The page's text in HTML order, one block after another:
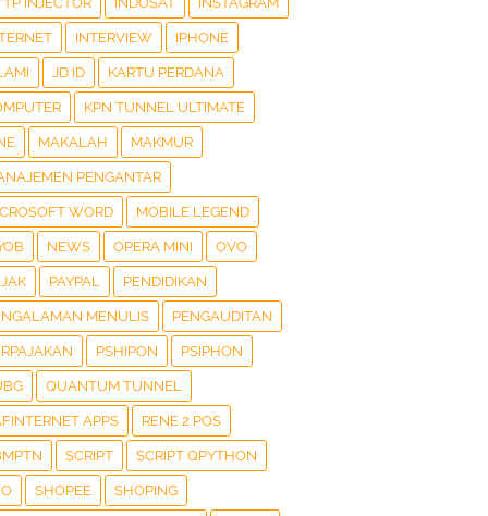
INTERVIEW IPHONE
JD ID KARTU PERDANA
KPN TUNNEL ULTIMATE
MAKALAH MAKMUR
PENGANTAR
WORD MOBILE LEGEND
NEWS OPERA MINI OVO
PAYPAL PENDIDIKAN
MENULIS PENGAUDITAN
PSHIPON PSIPHON
QUANTUM TUNNEL
APPS RENE 2 POS
SCRIPT SCRIPT QPYTHON
SHOPEE SHOPING